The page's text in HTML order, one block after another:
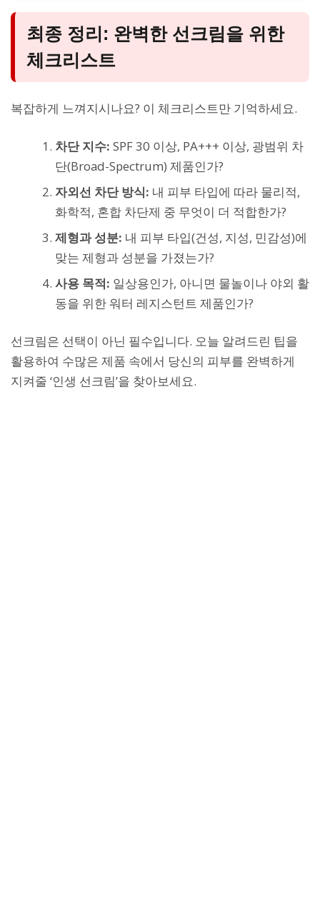
최종 정리: 완벽한 선크림을 위한
체크리스트
복잡하게 느껴지시나요? 이 체크리스트만 기억하세요.
차단 지수: SPF 30 이상, PA+++ 이상, 광범위 차
단(Broad-Spectrum) 제품인가?
자외선 차단 방식: 내 피부 타입에 따라 물리적,
화학적, 혼합 차단제 중 무엇이 더 적합한가?
제형과 성분: 내 피부 타입(건성, 지성, 민감성)에
맞는 제형과 성분을 가졌는가?
사용 목적: 일상용인가, 아니면 물놀이나 야외 활
동을 위한 워터 레지스턴트 제품인가?
선크림은 선택이 아닌 필수입니다. 오늘 알려드린 팁을
활용하여 수많은 제품 속에서 당신의 피부를 완벽하게
지켜줄 ‘인생 선크림’을 찾아보세요.